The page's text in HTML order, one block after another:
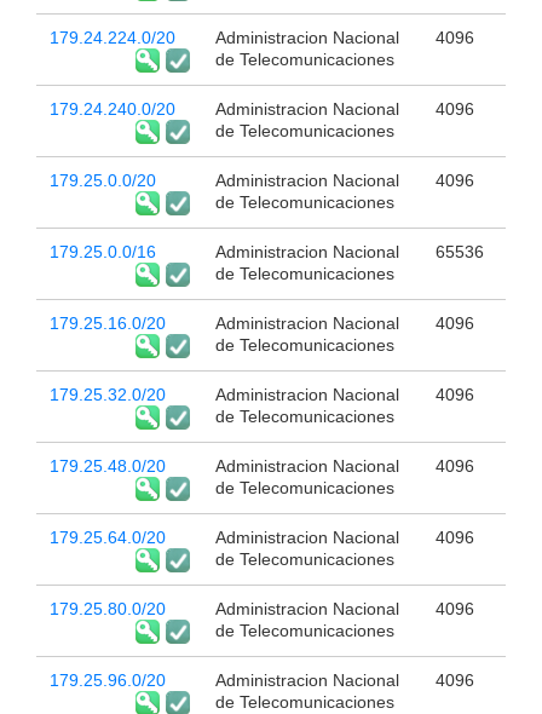
179.24.224.0/20
Administracion Nacional
de Telecomunicaciones
4096
179.24.240.0/20
Administracion Nacional
de Telecomunicaciones
4096
179.25.0.0/20
Administracion Nacional
de Telecomunicaciones
4096
179.25.0.0/16
Administracion Nacional
de Telecomunicaciones
65536
179.25.16.0/20
Administracion Nacional
de Telecomunicaciones
4096
179.25.32.0/20
Administracion Nacional
de Telecomunicaciones
4096
179.25.48.0/20
Administracion Nacional
de Telecomunicaciones
4096
179.25.64.0/20
Administracion Nacional
de Telecomunicaciones
4096
179.25.80.0/20
Administracion Nacional
de Telecomunicaciones
4096
179.25.96.0/20
Administracion Nacional
de Telecomunicaciones
4096